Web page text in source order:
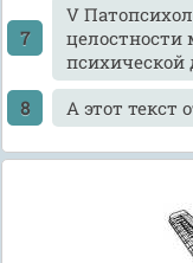
V
целостности
психической
А этот текст